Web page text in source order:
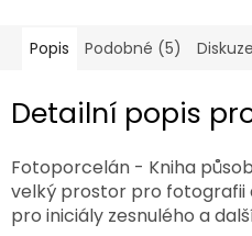
Popis Podobné (5) Diskuze
Detailní popis
Fotoporcelán - Kniha
velký prostor pro fotografii
pro iniciály zesnulého a